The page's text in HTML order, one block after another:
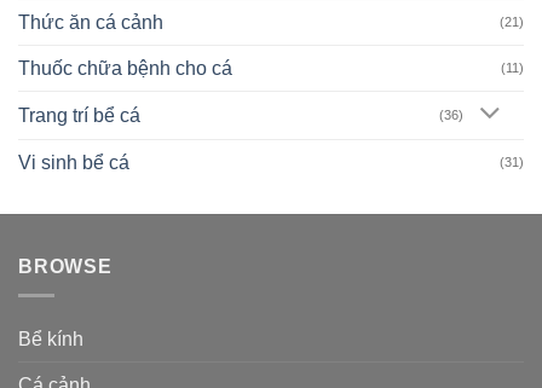
Thức ăn cá cảnh (21)
Thuốc chữa bệnh cho cá (11)
Trang trí bể cá (36)
Vi sinh bể cá (31)
BROWSE
Bể kính